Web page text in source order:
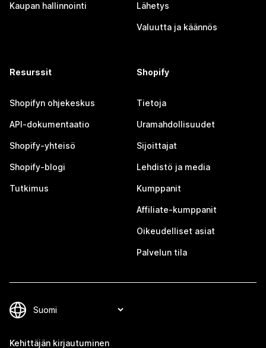
Kaupan hallinnointi Lähetys
Valuutta ja käännös
Resurssit
Shopifyn ohjekeskus
API-dokumentaatio
Shopify-yhteisö
Shopify-blogi
Tutkimus
Shopify
Tietoja
Uramahdollisuudet
Sijoittajat
Lehdistö ja media
Kumppanit
Affiliate-kumppanit
Oikeudelliset asiat
Palvelun tila
Kehittäjän kirjautuminen